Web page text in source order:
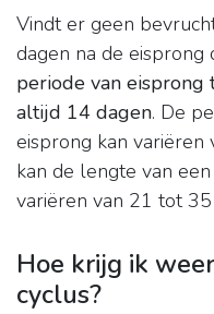
Vindt er geen
dagen na de
periode van
altijd 14 dagen. De
eisprong kan
kan de lengte van
variëren van 21 tot 35
Hoe krijg ik
cyclus?